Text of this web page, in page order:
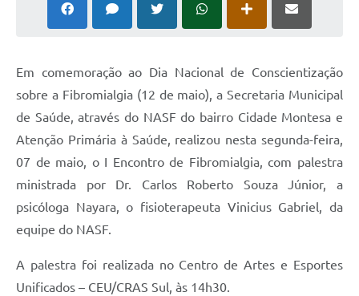
Em comemoração ao Dia Nacional de Conscientização
sobre a Fibromialgia (12 de maio), a Secretaria Municipal
de Saúde, através do NASF do bairro Cidade Montesa e
Atenção Primária à Saúde, realizou nesta segunda-feira,
07 de maio, o I Encontro de Fibromialgia, com palestra
ministrada por Dr. Carlos Roberto Souza Júnior, a
psicóloga Nayara, o fisioterapeuta Vinicius Gabriel, da
equipe do NASF.
A palestra foi realizada no Centro de Artes e Esportes
Unificados – CEU/CRAS Sul, às 14h30.